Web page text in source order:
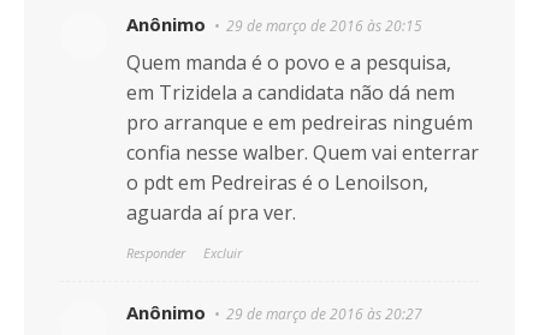
Anônimo 29 de março de 2016 às 20:15
Quem manda é o povo e a pesquisa,
em Trizidela a candidata não dá nem
pro arranque e em pedreiras ninguém
confia nesse walber. Quem vai enterrar
o pdt em Pedreiras é o Lenoilson,
aguarda aí pra ver.
Responder Excluir
Anônimo 29 de março de 2016 às 20:27